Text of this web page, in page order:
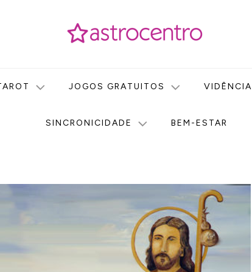
JOGOS GRATUITOS VIDÊNCIA
SINCRONICIDADE BEM-ESTAR